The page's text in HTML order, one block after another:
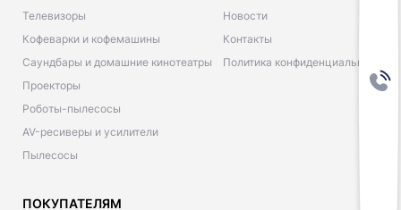
Телевизоры
Кофеварки и кофемашины
Саундбары и домашние кинотеатры
Проекторы
Роботы-пылесосы
AV-ресиверы и усилители
Пылесосы
Новости
Контакты
Политика конфиденциальности
ПОКУПАТЕЛЯМ